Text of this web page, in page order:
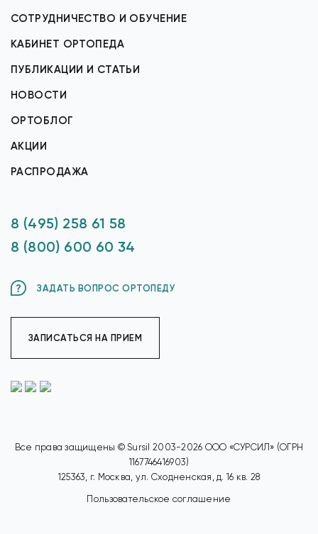
СОТРУДНИЧЕСТВО И ОБУЧЕНИЕ
КАБИНЕТ ОРТОПЕДА
ПУБЛИКАЦИИ И СТАТЬИ
НОВОСТИ
ОРТОБЛОГ
АКЦИИ
РАСПРОДАЖА
8 (495) 258 61 58
8 (800) 600 60 34
ЗАДАТЬ ВОПРОС ОРТОПЕДУ
ЗАПИСАТЬСЯ НА ПРИЕМ
Все права защищены © Sursil 2003-2026 ООО «СУРСИЛ» (ОГРН
1167746416903)
125363, г. Москва, ул. Сходненская, д. 16 кв. 28
Пользовательское соглашение